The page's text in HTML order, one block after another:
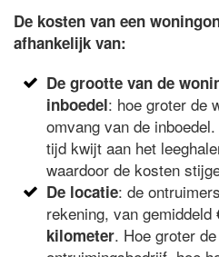
De kosten van een
afhankelijk van:
De grootte van de
inboedel: hoe groter de
omvang van de
tijd kwijt aan het
waardoor de kosten
De locatie: de
rekening, van gemiddeld
kilometer. Hoe groter